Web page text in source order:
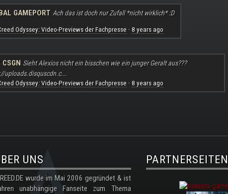
GAMEPORT Ach das ist doch nur Zufall *nicht wirklich* :D
Odyssey: Video-Previews der Fachpresse· 8 years ago
Sieht Alexios nicht ein bisschen wie ein junger Geralt aus???
uploads.disquscdn.c...
Odyssey: Video-Previews der Fachpresse· 8 years ago
UNS
wurde im Mai 2006 gegründet & ist
unabhängige Fanseite zum Thema
PARTNERSEITEN